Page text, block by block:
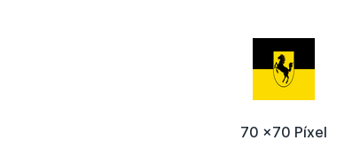
70 x70 Píxel